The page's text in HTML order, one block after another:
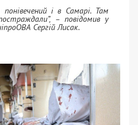
і в Самарі. Там
– повідомив у
Сергій Лисак.